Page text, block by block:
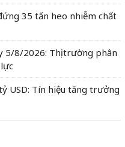
35 tấn heo nhiễm chất
5/8/2026: Thị trường phân
USD: Tín hiệu tăng trưởng